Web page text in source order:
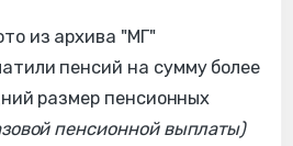
из архива "МГ"
пенсий на сумму более
размер пенсионных
пенсионной выплаты)